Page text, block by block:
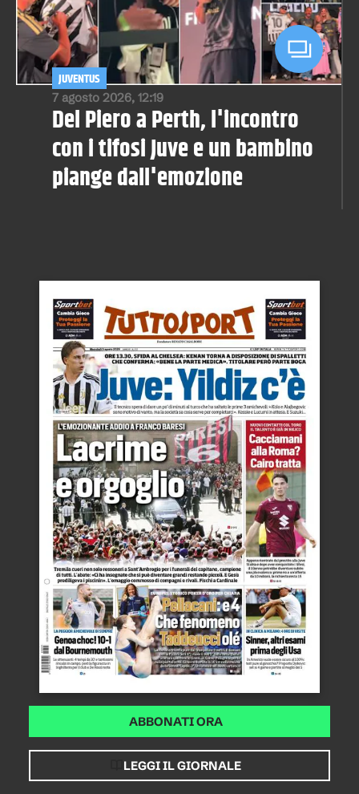
7 agosto 2026, 12:19
JUVENTUS
Del Piero a Perth, l'incontro
con i tifosi Juve e un bambino
piange dall'emozione
ABBONATI ORA
LEGGI IL GIORNALE